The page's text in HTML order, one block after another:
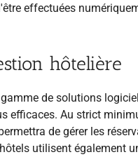
effectuées
hôtelière
de solutions
efficaces. Au strict
de gérer les
utilisent également